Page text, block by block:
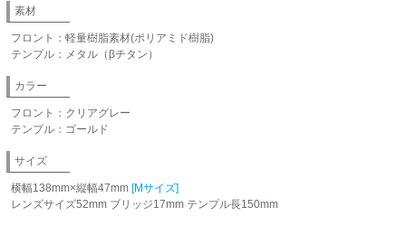
素材
フロント：軽量樹脂素材(ポリアミド樹脂)
テンプル：メタル（βチタン）
カラー
フロント：クリアグレー
テンプル：ゴールド
サイズ
横幅138mm×縦幅47mm [Mサイズ]
レンズサイズ52mm ブリッジ17mm テンプル長150mm